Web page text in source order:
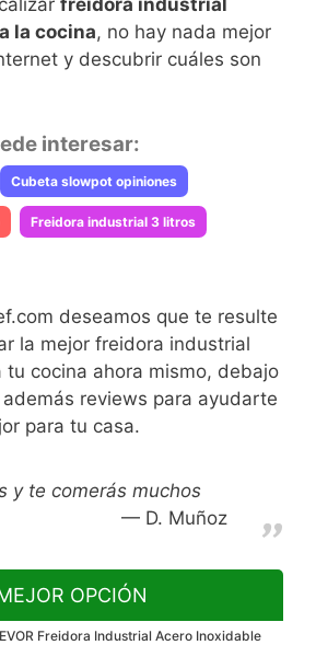
freidora industrial
la cocina, no hay nada mejor
y descubrir cuáles son
interesar:
Cubeta slowpot opiniones
Freidora industrial 3 litros
deseamos que te resulte
la mejor freidora industrial
tu cocina ahora mismo, debajo
reviews para ayudarte
para tu casa.
y te comerás muchos
D. Muñoz
OPCIÓN
Freidora Industrial Acero Inoxidable